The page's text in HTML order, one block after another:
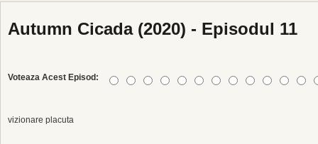
Autumn Cicada (2020) - Episodul 11
Voteaza Acest Episod:
vizionare placuta